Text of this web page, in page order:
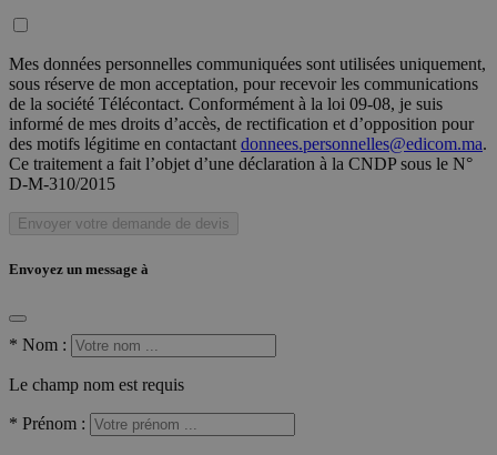
Mes données personnelles communiquées sont utilisées uniquement,
sous réserve de mon acceptation, pour recevoir les communications
de la société Télécontact. Conformément à la loi 09-08, je suis
informé de mes droits d’accès, de rectification et d’opposition pour
des motifs légitime en contactant donnees.personnelles@edicom.ma.
Ce traitement a fait l’objet d’une déclaration à la CNDP sous le N°
D-M-310/2015
Envoyer votre demande de devis
Envoyez un message à
* Nom :
Le champ nom est requis
* Prénom :